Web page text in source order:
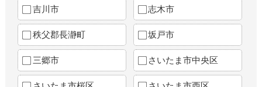
吉川市 志木市
秩父郡長瀞町 坂戸市
三郷市 さいたま市中央区